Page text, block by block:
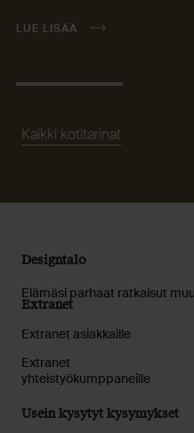
LUE LISÄÄ
Kaikki kotitarinat
Designtalo
Elämäsi parhaat ratkaisut
Extranet
Extranet asiakkaille
Extranet
yhteistyökumppaneille
Usein kysytyt kysymykset